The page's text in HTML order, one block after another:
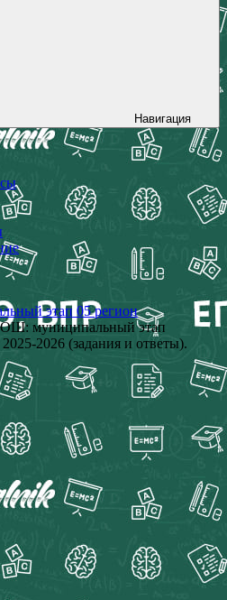
Навигация
этап 05 регион
муниципальный этап
2026 (задания и ответы).